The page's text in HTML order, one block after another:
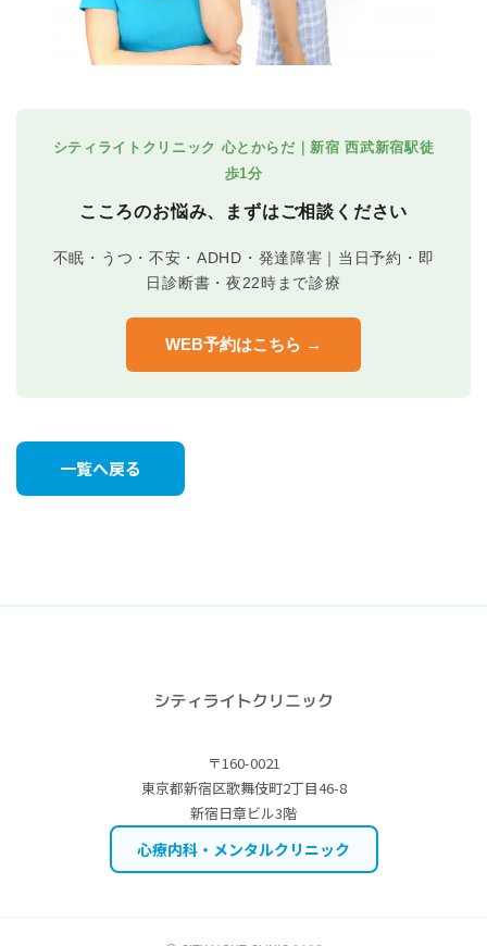
シティライトクリニック 心とからだ｜新宿 西武新宿駅徒
歩1分
こころのお悩み、まずはご相談ください
不眠・うつ・不安・ADHD・発達障害｜当日予約・即
日診断書・夜22時まで診療
WEB予約はこちら →
一覧へ戻る
〒160-0021
東京都新宿区歌舞伎町2丁目46-8
新宿日章ビル3階
心療内科・メンタルクリニック